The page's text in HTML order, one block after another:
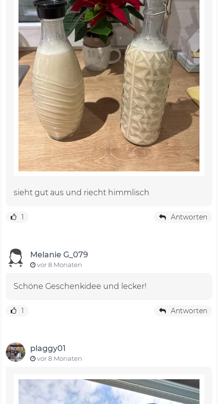
sieht gut aus und riecht himmlisch
1 Antworten
Melanie G_079
vor 8 Monaten
Schöne Geschenkidee und lecker!
1 Antworten
plaggy01
vor 8 Monaten